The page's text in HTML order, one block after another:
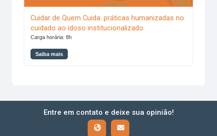
Cuidar de Quem Cuida: práticas humanizadas no
cuidado ao idoso institucionalizado
Carga horária: 8h
Saiba mais
Entre em contato e deixe sua opinião!